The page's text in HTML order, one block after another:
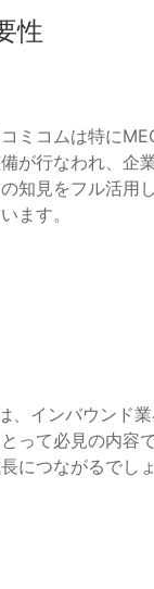
性
ミコムは特に
が行なわれ、
知見をフル活
ます。
、インバウンド
って必見の内
につながるでしょ